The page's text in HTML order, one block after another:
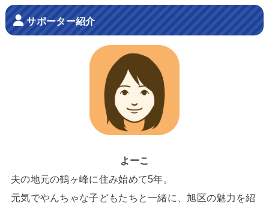
サポーター紹介
よーこ
夫の地元の鶴ヶ峰に住み始めて5年。
元気でやんちゃな子どもたちと一緒に、旭区の魅力を紹